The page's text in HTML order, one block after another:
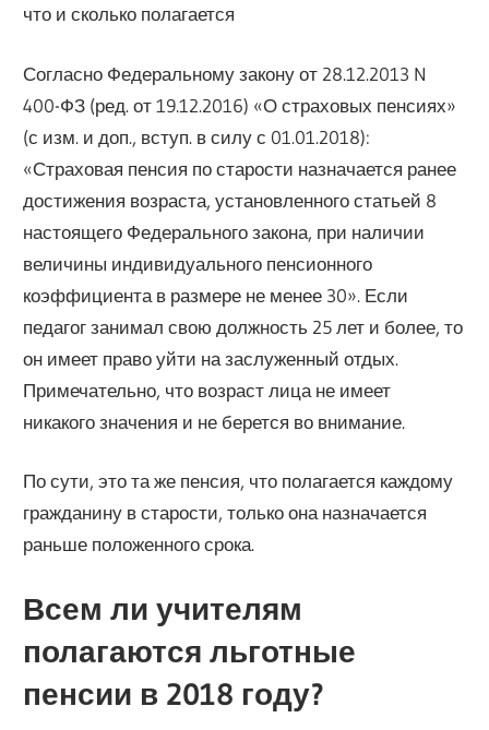
что и сколько полагается
Согласно Федеральному закону от 28.12.2013 N
400-ФЗ (ред. от 19.12.2016) «О страховых пенсиях»
(с изм. и доп., вступ. в силу с 01.01.2018):
«Страховая пенсия по старости назначается ранее
достижения возраста, установленного статьей 8
настоящего Федерального закона, при наличии
величины индивидуального пенсионного
коэффициента в размере не менее 30». Если
педагог занимал свою должность 25 лет и более, то
он имеет право уйти на заслуженный отдых.
Примечательно, что возраст лица не имеет
никакого значения и не берется во внимание.
По сути, это та же пенсия, что полагается каждому
гражданину в старости, только она назначается
раньше положенного срока.
Всем ли учителям
полагаются льготные
пенсии в 2018 году?